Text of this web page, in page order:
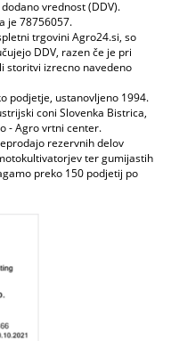
vrednost (DDV).
je 78756057.
trgovini Agro24.si, so
DDV, razen če je pri
storitvi izrecno navedeno
podjetje, ustanovljeno 1994.
coni Slovenka Bistrica,
- Agro vrtni center.
rezervnih delov
ter gumijastih
preko 150 podjetij po